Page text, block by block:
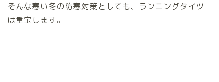
そんな寒い冬の防寒対策としても、ランニングタイツ
は重宝します。